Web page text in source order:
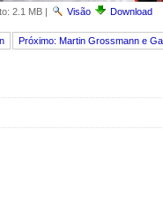
2.1 MB| Visão Download
Próximo: Martin Grossmann e